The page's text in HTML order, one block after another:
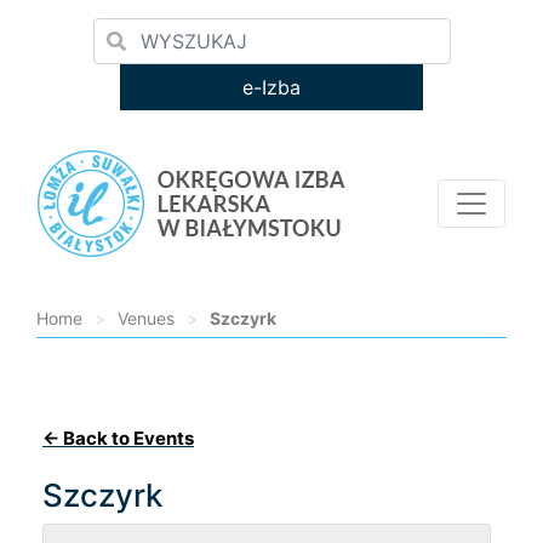
e-Izba
Home > Venues > Szczyrk
← Back to Events
Szczyrk